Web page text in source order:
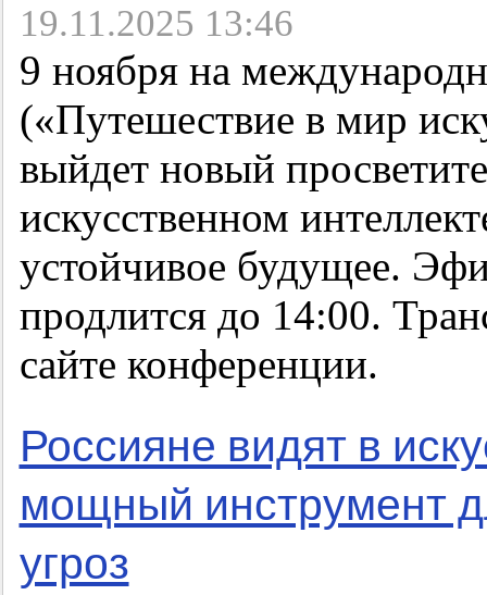
19.11.2025 13:46
9 ноября на
(«Путешествие в мир
выйдет новый
искусственном
устойчивое будущее.
продлится до 14:00.
сайте конференции.
Россияне видят в
мощный инструмент
угроз